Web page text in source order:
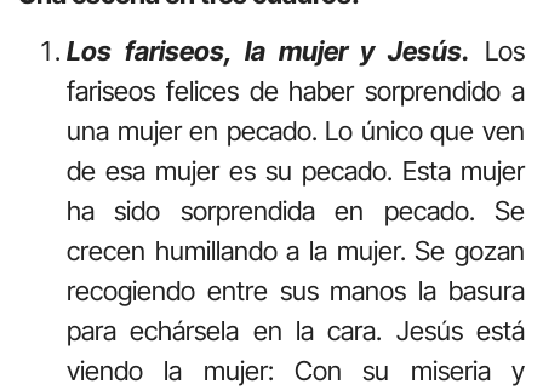
Los fariseos, la mujer y Jesús. Los
fariseos felices de haber sorprendido a
una mujer en pecado. Lo único que ven
de esa mujer es su pecado. Esta mujer
ha sido sorprendida en pecado. Se
crecen humillando a la mujer. Se gozan
recogiendo entre sus manos la basura
para echársela en la cara. Jesús está
viendo la mujer: Con su miseria y